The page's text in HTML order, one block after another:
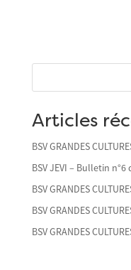
Articles
BSV GRANDES
BSV JEVI – Bulletin
BSV GRANDES
BSV GRANDES
BSV GRANDES